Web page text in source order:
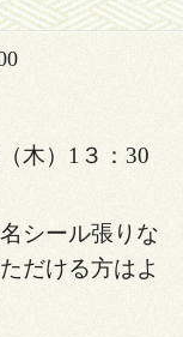
木）1３：30
シール張りな
だける方はよ